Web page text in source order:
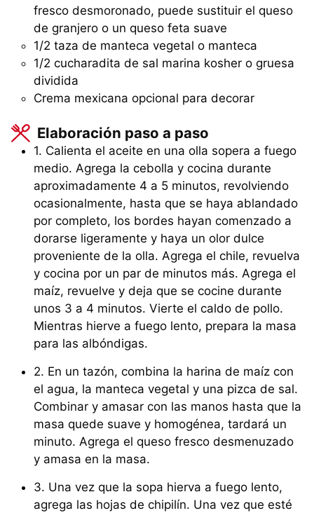
fresco desmoronado, puede sustituir el queso
de granjero o un queso feta suave
1/2 taza de manteca vegetal o manteca
1/2 cucharadita de sal marina kosher o gruesa
dividida
Crema mexicana opcional para decorar
Elaboración paso a paso
1. Calienta el aceite en una olla sopera a fuego
medio. Agrega la cebolla y cocina durante
aproximadamente 4 a 5 minutos, revolviendo
ocasionalmente, hasta que se haya ablandado
por completo, los bordes hayan comenzado a
dorarse ligeramente y haya un olor dulce
proveniente de la olla. Agrega el chile, revuelva
y cocina por un par de minutos más. Agrega el
maíz, revuelve y deja que se cocine durante
unos 3 a 4 minutos. Vierte el caldo de pollo.
Mientras hierve a fuego lento, prepara la masa
para las albóndigas.
2. En un tazón, combina la harina de maíz con
el agua, la manteca vegetal y una pizca de sal.
Combinar y amasar con las manos hasta que la
masa quede suave y homogénea, tardará un
minuto. Agrega el queso fresco desmenuzado
y amasa en la masa.
3. Una vez que la sopa hierva a fuego lento,
agrega las hojas de chipilín. Una vez que esté